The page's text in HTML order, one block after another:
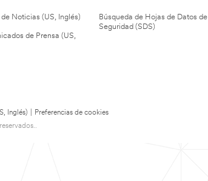
Noticias (US, Inglés)
de Prensa (US,
Búsqueda de Hojas de Datos de
Seguridad (SDS)
Inglés)
Preferencias de cookies